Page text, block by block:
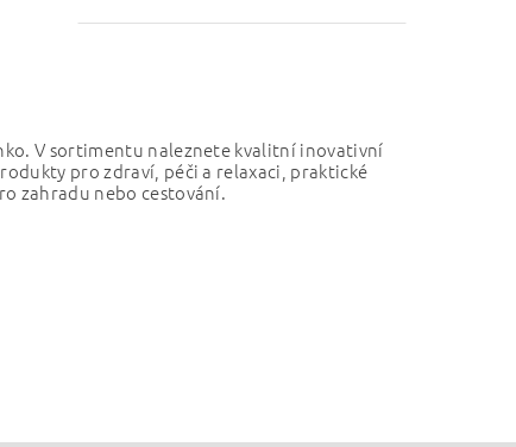
V sortimentu naleznete kvalitní inovativní
pro zdraví, péči a relaxaci, praktické
zahradu nebo cestování.